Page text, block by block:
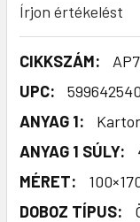
Írjon értékelést
CIKKSZÁM:
UPC:
ANYAG 1:
ANYAG 1 SÚLY:
MÉRET:
DOBOZ TÍPUS: